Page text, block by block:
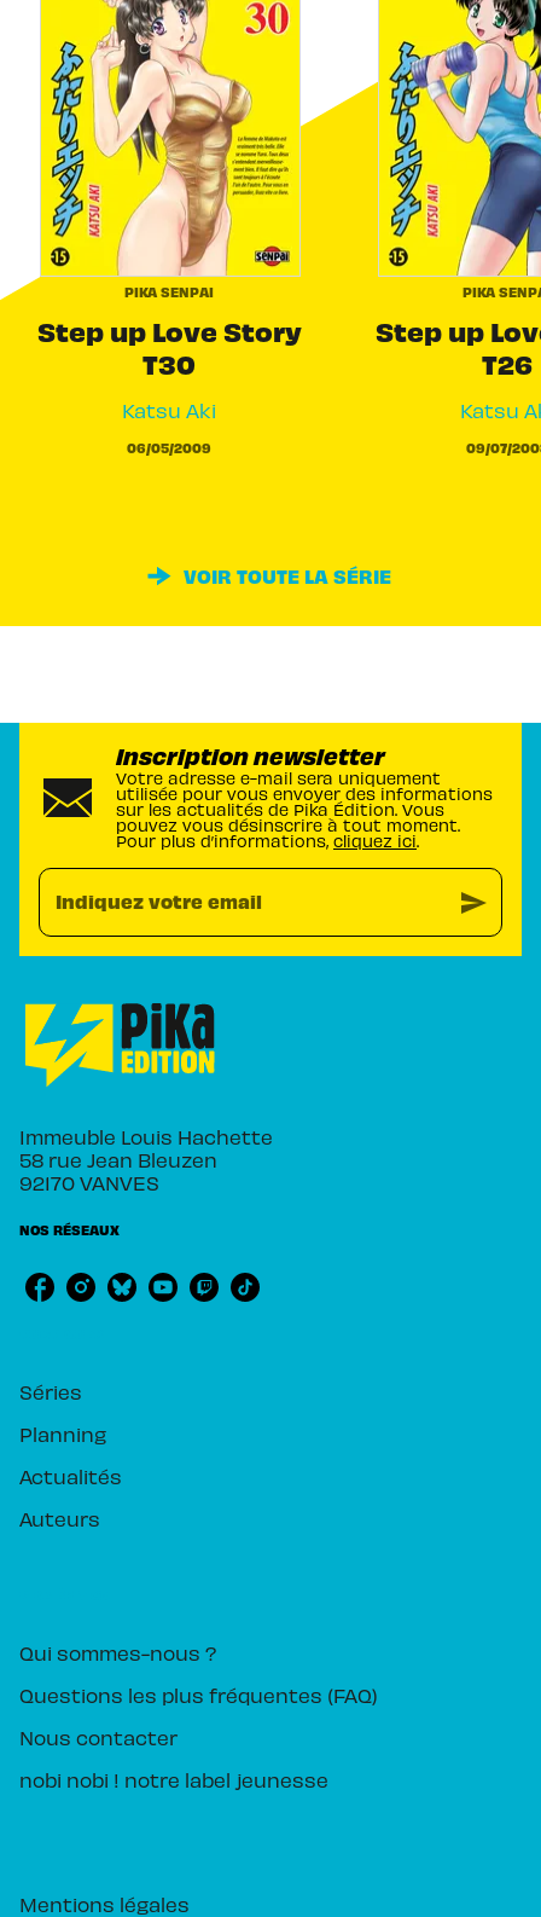
PIKA SENPAI
Step up Love Story
T30
Katsu Aki
06/05/2009
PIKA
Step up
T26
Katsu
09/07/
VOIR TOUTE LA SÉRIE
Inscription newsletter
Votre adresse e-mail sera uniquement
utilisée pour vous envoyer des informations
sur les actualités de Pika Édition. Vous
pouvez vous désinscrire à tout moment.
Pour plus d’informations, cliquez ici.
Indiquez votre email send
Immeuble Louis Hachette
58 rue Jean Bleuzen
92170 VANVES
NOS RÉSEAUX
Séries
Planning
Actualités
Auteurs
Qui sommes-nous ?
Questions les plus fréquentes (FAQ)
Nous contacter
nobi nobi ! notre label jeunesse
Mentions légales